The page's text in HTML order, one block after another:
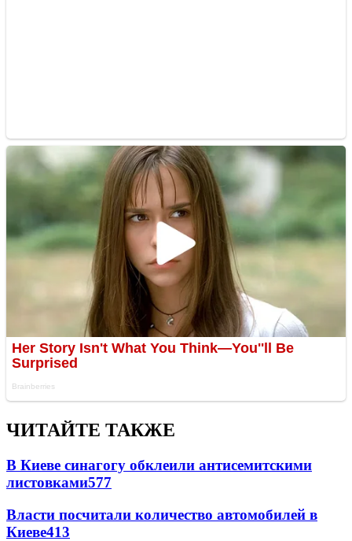
ЧИТАЙТЕ ТАКЖЕ
В Киеве синагогу обклеили антисемитскими
листовками577
Власти посчитали количество автомобилей в
Киеве413